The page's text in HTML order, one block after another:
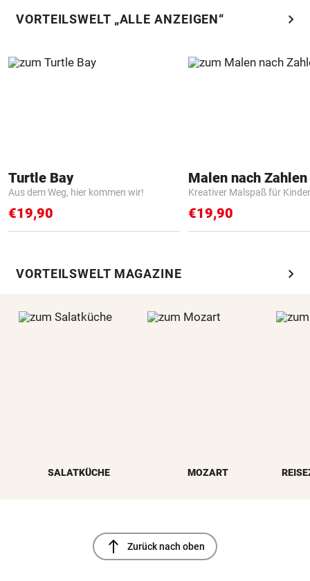
VORTEILSWELT „ALLE ANZEIGEN“ chevron_right
Turtle Bay
Aus dem Weg, hier kommen wir!
€19,90
Kreativer Malspaß für Kinder
€19,90
VORTEILSWELT MAGAZINE chevron_right
SALATKÜCHE MOZART
north Zurück nach oben